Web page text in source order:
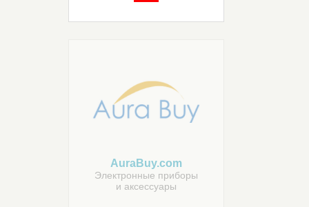
AuraBuy.com
Электронные приборы
и аксессуары